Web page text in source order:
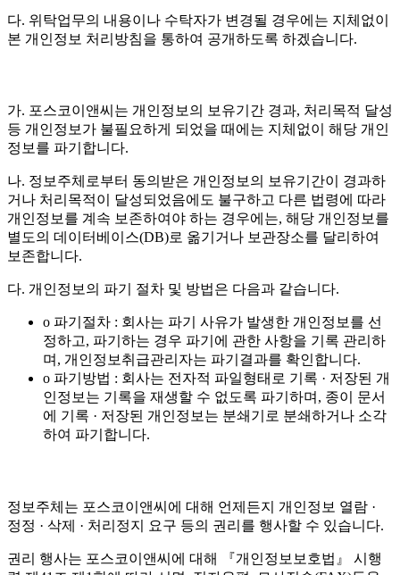
다. 위탁업무의 내용이나 수탁자가 변경될 경우에는 지체없이
본 개인정보 처리방침을 통하여 공개하도록 하겠습니다.
가. 포스코이앤씨는 개인정보의 보유기간 경과, 처리목적 달성
등 개인정보가 불필요하게 되었을 때에는 지체없이 해당 개인
정보를 파기합니다.
나. 정보주체로부터 동의받은 개인정보의 보유기간이 경과하
거나 처리목적이 달성되었음에도 불구하고 다른 법령에 따라
개인정보를 계속 보존하여야 하는 경우에는, 해당 개인정보를
별도의 데이터베이스(DB)로 옮기거나 보관장소를 달리하여
보존합니다.
다. 개인정보의 파기 절차 및 방법은 다음과 같습니다.
o 파기절차 : 회사는 파기 사유가 발생한 개인정보를 선
정하고, 파기하는 경우 파기에 관한 사항을 기록 관리하
며, 개인정보취급관리자는 파기결과를 확인합니다.
o 파기방법 : 회사는 전자적 파일형태로 기록 · 저장된 개
인정보는 기록을 재생할 수 없도록 파기하며, 종이 문서
에 기록 · 저장된 개인정보는 분쇄기로 분쇄하거나 소각
하여 파기합니다.
정보주체는 포스코이앤씨에 대해 언제든지 개인정보 열람 ·
정정 · 삭제 · 처리정지 요구 등의 권리를 행사할 수 있습니다.
권리 행사는 포스코이앤씨에 대해 『개인정보보호법』 시행